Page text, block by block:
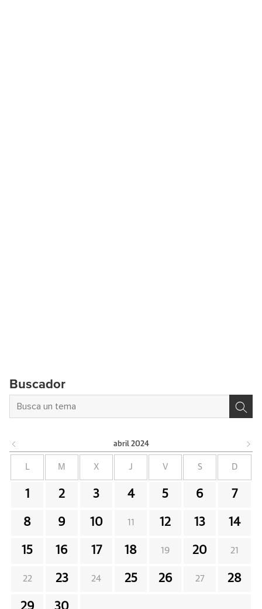
Buscador
abril 2024
L M X J V S D
1 2 3 4 5 6 7
8 9 10 11 12 13 14
15 16 17 18 19 20 21
22 23 24 25 26 27 28
29 30